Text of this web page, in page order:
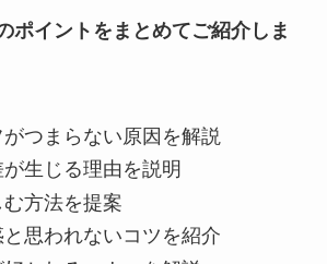
ポイントをまとめてご紹介しま
つまらない原因を解説
生じる理由を説明
方法を提案
思われないコツを紹介